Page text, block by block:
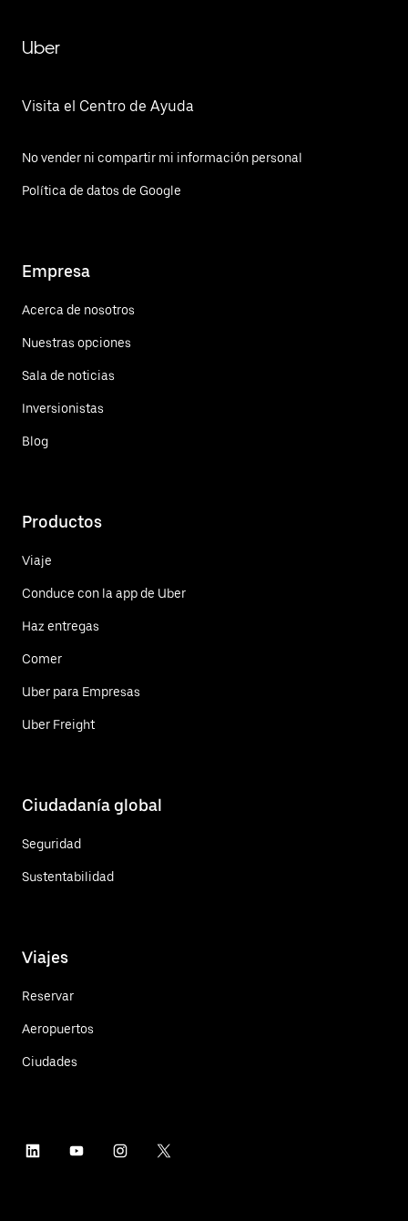
Uber
Visita el Centro de Ayuda
No vender ni compartir mi información personal
Política de datos de Google
Empresa
Acerca de nosotros
Nuestras opciones
Sala de noticias
Inversionistas
Blog
Productos
Viaje
Conduce con la app de Uber
Haz entregas
Comer
Uber para Empresas
Uber Freight
Ciudadanía global
Seguridad
Sustentabilidad
Viajes
Reservar
Aeropuertos
Ciudades